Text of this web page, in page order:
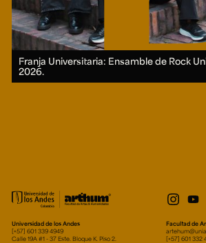
Franja Universitaria: Ensamble de Rock
2026.
Universidad de los Andes
[+57] 601 339 4949
Calle 19A #1 - 37 Este. Bloque K. Piso 2.
Facultad de
[+57] 601 332